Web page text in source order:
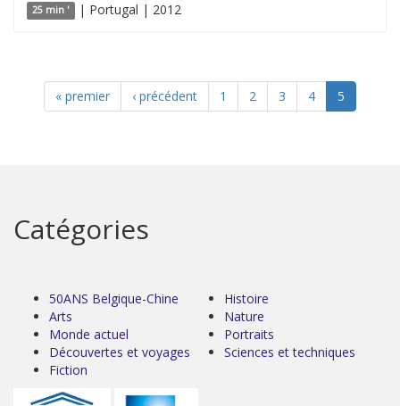
25 min ' | Portugal | 2012
« premier ‹ précédent 1 2 3 4 5
Catégories
50ANS Belgique-Chine
Arts
Monde actuel
Découvertes et voyages
Fiction
Histoire
Nature
Portraits
Sciences et techniques